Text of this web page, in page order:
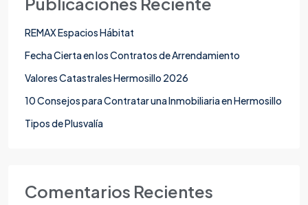
REMAX Espacios Hábitat
Fecha Cierta en los Contratos de Arrendamiento
Valores Catastrales Hermosillo 2026
10 Consejos para Contratar una Inmobiliaria en Hermosillo
Tipos de Plusvalía
Comentarios Recientes